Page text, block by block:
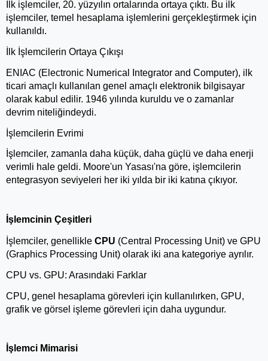
İlk işlemciler, 20. yüzyılın ortalarında ortaya çıktı. Bu ilk
işlemciler, temel hesaplama işlemlerini gerçekleştirmek için
kullanıldı.
İlk İşlemcilerin Ortaya Çıkışı
ENIAC (Electronic Numerical Integrator and Computer), ilk
ticari amaçlı kullanılan genel amaçlı elektronik bilgisayar
olarak kabul edilir. 1946 yılında kuruldu ve o zamanlar
devrim niteliğindeydi.
İşlemcilerin Evrimi
İşlemciler, zamanla daha küçük, daha güçlü ve daha enerji
verimli hale geldi. Moore'un Yasası'na göre, işlemcilerin
entegrasyon seviyeleri her iki yılda bir iki katına çıkıyor.
İşlemcinin Çeşitleri
İşlemciler, genellikle CPU (Central Processing Unit) ve GPU
(Graphics Processing Unit) olarak iki ana kategoriye ayrılır.
CPU vs. GPU: Arasındaki Farklar
CPU, genel hesaplama görevleri için kullanılırken, GPU,
grafik ve görsel işleme görevleri için daha uygundur.
İşlemci Mimarisi